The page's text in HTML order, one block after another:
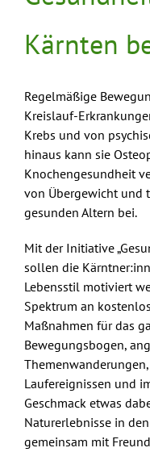
Kärnten
Regelmäßige
Kreislauf-
Krebs und von
hinaus kann sie
Knochengesundheit
von Übergewicht und
gesunden Altern bei.
Mit der Initiative
sollen die
Lebensstil motiviert
Spektrum an
Maßnahmen für das
Bewegungsbogen,
Laufereignissen und
Geschmack etwas
Naturerlebnisse in
gemeinsam mit